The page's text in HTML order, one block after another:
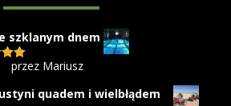
szklanym dnem
5
przez Mariusz
quadem i wielbłądem